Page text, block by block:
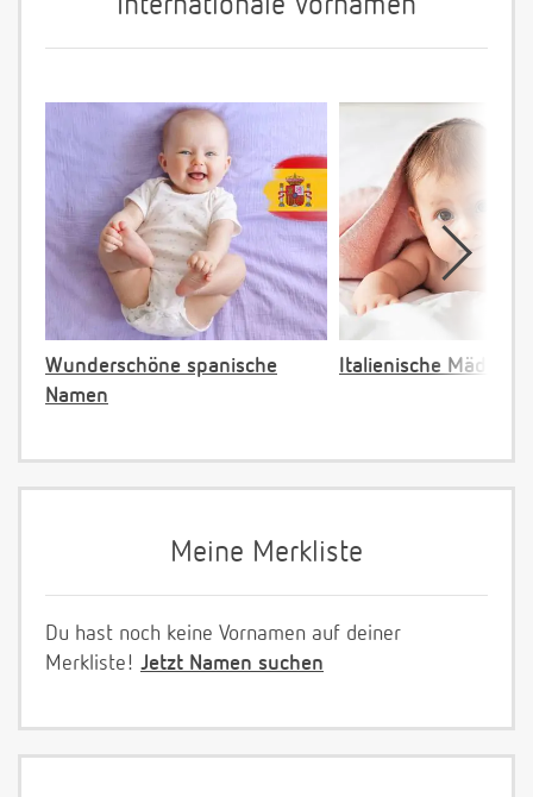
Internationale Vornamen
Wunderschöne spanische
Namen
Italienische
Meine Merkliste
Du hast noch keine Vornamen auf deiner
Merkliste! Jetzt Namen suchen